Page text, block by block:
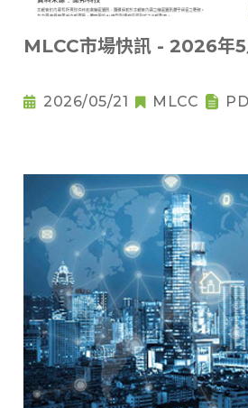
MLCC市場快訊 - 2026年5
2026/05/21 MLCC